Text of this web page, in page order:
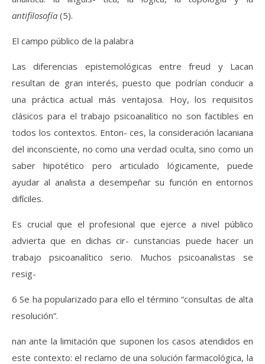
antifilosofía (5).
El campo público de la palabra
Las diferencias epistemológicas entre freud y Lacan
resultan de gran interés, puesto que podrían conducir a
una práctica actual más ventajosa. Hoy, los requisitos
clásicos para el trabajo psicoanalítico no son factibles en
todos los contextos. Enton- ces, la consideración lacaniana
del inconsciente, no como una verdad oculta, sino como un
saber hipotético pero articulado lógicamente, puede
ayudar al analista a desempeñar su función en entornos
difíciles.
Es crucial que el profesional que ejerce a nivel público
advierta que en dichas cir- cunstancias puede hacer un
trabajo psicoanalítico serio. Muchos psicoanalistas se
resig-
6 Se ha popularizado para ello el término “consultas de alta
resolución”.
nan ante la limitación que suponen los casos atendidos en
este contexto: el reclamo de una solución farmacológica, la